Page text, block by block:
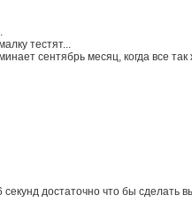
тестят...
сентябрь месяц, когда все так
секунд достаточно что бы